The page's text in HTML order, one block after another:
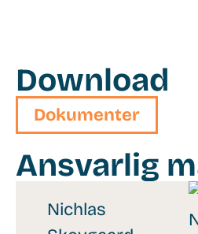
Download
Dokumenter
266590
Ansvarlig
Nichlas